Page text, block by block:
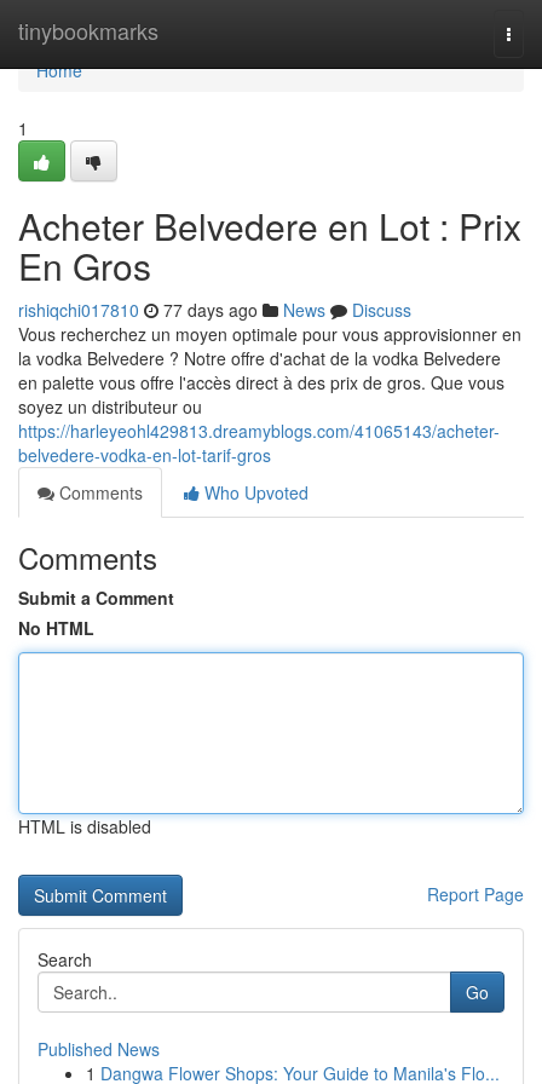
tinybookmarks
Home
Home
1
Acheter Belvedere en Lot : Prix
En Gros
rishiqchi017810 77 days ago News
Discuss
Vous recherchez un moyen optimale pour vous approvisionner en
la vodka Belvedere ? Notre offre d'achat de la vodka Belvedere
en palette vous offre l'accès direct à des prix de gros. Que vous
soyez un distributeur ou
https://harleyeohl429813.dreamyblogs.com/41065143/acheter-
belvedere-vodka-en-lot-tarif-gros
Comments
Who Upvoted
Comments
Submit a Comment
No HTML
HTML is disabled
Report Page
Search
Go
Published News
1 Dangwa Flower Shops: Your Guide to Manila's Flo...